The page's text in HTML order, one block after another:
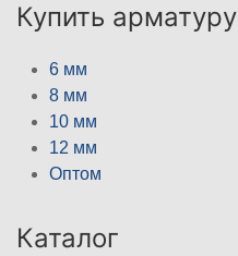
Купить арматуру
6 мм
8 мм
10 мм
12 мм
Оптом
Каталог